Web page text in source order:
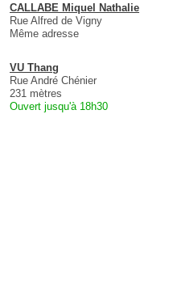
CALLABE Miquel Nathalie
Rue Alfred de Vigny
Même adresse
VU Thang
Rue André Chénier
231 mètres
Ouvert jusqu'à 18h30